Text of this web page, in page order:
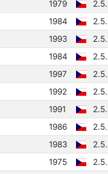
1979
1984
1993
1984
1997
1992
1991
1986
1983
1975